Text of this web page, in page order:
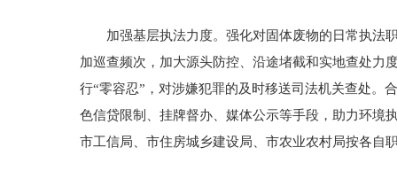
加强基层执法力度。强化对固体废物的日常执法职
加巡查频次，加大源头防控、沿途堵截和实地查处力
行“零容忍”，对涉嫌犯罪的及时移送司法机关查处。
色信贷限制、挂牌督办、媒体公示等手段，助力环境
市工信局、市住房城乡建设局、市农业农村局按各自